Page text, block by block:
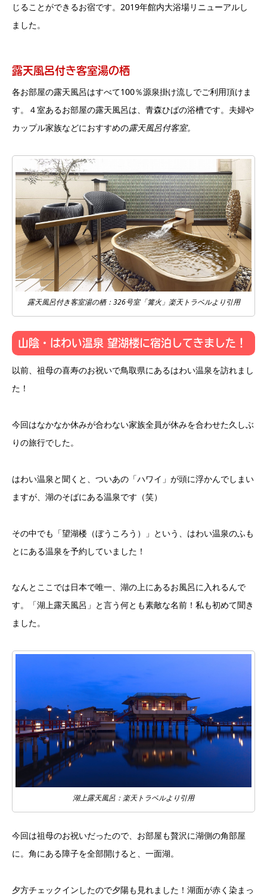
じることができるお宿です。2019年館内大浴場リニューアルし
ました。
露天風呂付き客室湯の栖
各お部屋の露天風呂はすべて100％源泉掛け流しでご利用頂けま
す。４室あるお部屋の露天風呂は、青森ひばの浴槽です。夫婦や
カップル家族などにおすすめの露天風呂付客室。
露天風呂付き客室湯の栖：326号室「篝火」楽天トラベルより引用
山陰・はわい温泉 望湖楼に宿泊してきました！
以前、祖母の喜寿のお祝いで鳥取県にあるはわい温泉を訪れまし
た！
今回はなかなか休みが合わない家族全員が休みを合わせた久しぶ
りの旅行でした。
はわい温泉と聞くと、ついあの「ハワイ」が頭に浮かんでしまい
ますが、湖のそばにある温泉です（笑）
その中でも「望湖楼（ぼうころう）」という、はわい温泉のふも
とにある温泉を予約していました！
なんとここでは日本で唯一、湖の上にあるお風呂に入れるんで
す。「湖上露天風呂」と言う何とも素敵な名前！私も初めて聞き
ました。
湖上露天風呂：楽天トラベルより引用
今回は祖母のお祝いだったので、お部屋も贅沢に湖側の角部屋
に。角にある障子を全部開けると、一面湖。
夕方チェックインしたので夕陽も見れました！湖面が赤く染まっ